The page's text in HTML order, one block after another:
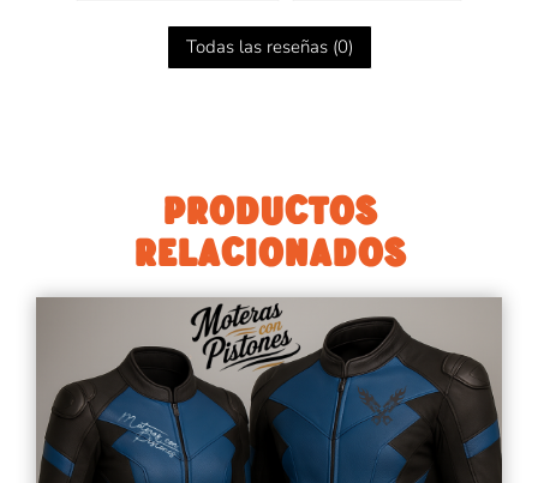
Todas las reseñas (0)
PRODUCTOS
RELACIONADOS